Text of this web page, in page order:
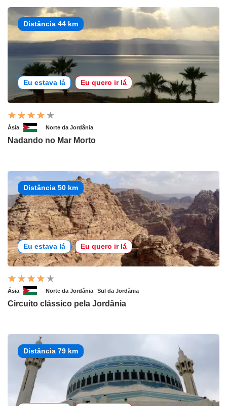
Distância 44 km
Eu estava lá Eu quero ir lá
Ásia Norte da Jordânia
Nadando no Mar Morto
Distância 50 km
Eu estava lá Eu quero ir lá
Ásia Norte da Jordânia Sul da Jordânia
Circuito clássico pela Jordânia
Distância 79 km